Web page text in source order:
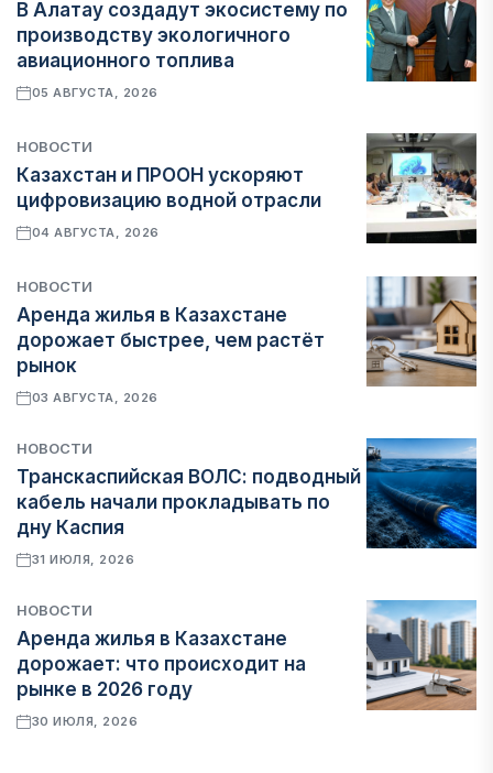
В Алатау создадут экосистему по
производству экологичного
авиационного топлива
05 АВГУСТА, 2026
НОВОСТИ
Казахстан и ПРООН ускоряют
цифровизацию водной отрасли
04 АВГУСТА, 2026
НОВОСТИ
Аренда жилья в Казахстане
дорожает быстрее, чем растёт
рынок
03 АВГУСТА, 2026
НОВОСТИ
Транскаспийская ВОЛС: подводный
кабель начали прокладывать по
дну Каспия
31 ИЮЛЯ, 2026
НОВОСТИ
Аренда жилья в Казахстане
дорожает: что происходит на
рынке в 2026 году
30 ИЮЛЯ, 2026